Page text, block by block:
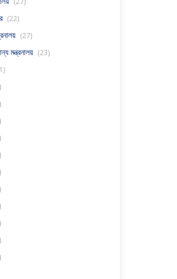
(22)
(27)
মন্ত্রনালয় (23)